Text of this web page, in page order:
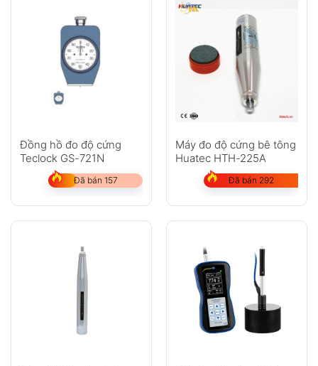
Đồng hồ đo độ cứng
Teclock GS-721N
Đã bán 157
Máy đo độ cứng bê tông
Huatec HTH-225A
Đã bán 292